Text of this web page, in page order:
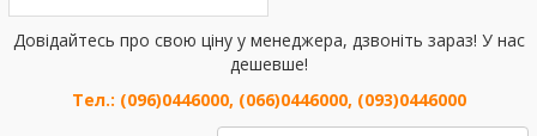
Довідайтесь про свою ціну у менеджера, дзвоніть зараз! У нас
дешевше!
Тел.: (096)0446000, (066)0446000, (093)0446000